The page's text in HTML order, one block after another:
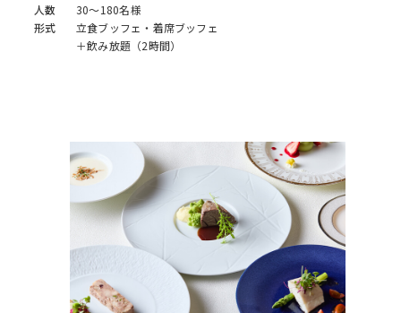
人数
30～180名様
形式
立食ブッフェ・着席ブッフェ
＋飲み放題（2時間）